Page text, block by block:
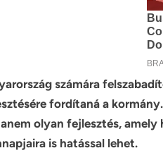
számára
fordítaná a
olyan fejlesztés, amely
is hatással lehet.